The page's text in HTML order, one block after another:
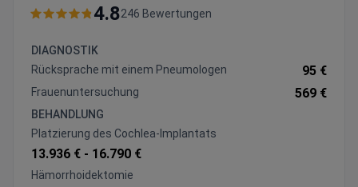
Chirurgie zur Gewichtsabnahme.Lokman Hekim
den Staaten der GUS, Afrikas und der Arabischen Liga
besuchen die Klinik am häufigsten.
4.8246 Bewertungen
DIAGNOSTIK
Rücksprache mit einem Pneumologen
95 €
Frauenuntersuchung 569 €
BEHANDLUNG
Platzierung des Cochlea-Implantats
13.936 € - 16.790 €
Hämorrhoidektomie